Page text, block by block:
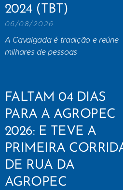
2024 (TBT)
06/08/2026
A Cavalgada é tradição e reúne
milhares de pessoas
FALTAM 04 DIAS
PARA A AGROPEC
2026: E TEVE A
PRIMEIRA
DE RUA DA
AGROPEC